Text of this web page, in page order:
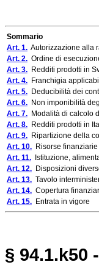
Sommario
Art. 1. Autorizzazione alla
Art. 2. Ordine di
Art. 3. Redditi prodotti in
Art. 4. Franchigia
Art. 5. Deducibilità dei
Art. 6. Non imponibilità
Art. 7. Modalità di calcolo
Art. 8. Redditi prodotti in
Art. 9. Ripartizione della
Art. 10. Risorse
Art. 11. Istituzione,
Art. 12. Disposizioni
Art. 13. Tavolo
Art. 14. Copertura
Art. 15. Entrata in vigore
§ 94.1.k50